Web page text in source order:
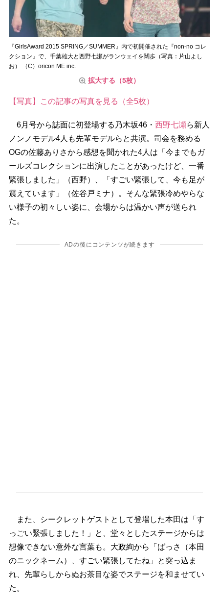
『GirlsAward 2015 SPRING／SUMMER』内で初開催された『non-no コレ
クション』で、千葉雄大と西野七瀬がランウェイを闊歩（写真：片山よし
お） （C）oricon ME inc.
拡大する（5枚）
【写真】この記事の写真を見る（全5枚）
6月号から誌面に初登場する乃木坂46・ 西野七瀬ら新人
ノンノモデル4人も先輩モデルらと共演。司会を務める
OGの佐藤ありさから感想を聞かれた4人は「今までもガ
ールズコレクションに出演したことがあったけど、一番
緊張しました」（西野）、「すごい緊張して、今も足が
震えています」（佐谷戸ミナ）。そんな緊張冷めやらな
い様子の初々しい姿に、会場からは温かい声が送られ
た。
ADの後にコンテンツが続きます
また、シークレットゲストとして登場した本田は「す
っごい緊張しました！」と、堂々としたステージからは
想像できない意外な言葉も。大政絢から「ばっさ（本田
のニックネーム）、すごい緊張してたね」と突っ込ま
れ、先輩らしからぬお茶目な姿でステージを和ませてい
た。